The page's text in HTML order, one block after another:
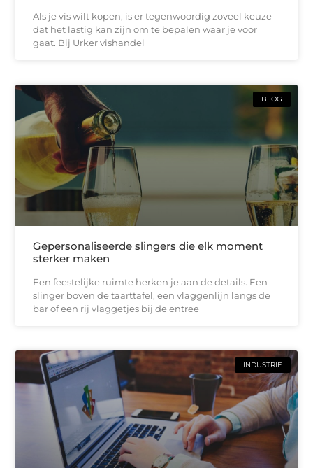
Als je vis wilt kopen, is er tegenwoordig zoveel keuze
dat het lastig kan zijn om te bepalen waar je voor
gaat. Bij Urker vishandel
BLOG
Gepersonaliseerde slingers die elk moment
sterker maken
Een feestelijke ruimte herken je aan de details. Een
slinger boven de taarttafel, een vlaggenlijn langs de
bar of een rij vlaggetjes bij de entree
INDUSTRIE